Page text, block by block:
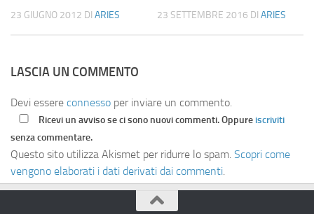
23 GIUGNO 2012 DI ARIES 23 SETTEMBRE 2016 DI ARIES
LASCIA UN COMMENTO
Devi essere connesso per inviare un commento.
Ricevi un avviso se ci sono nuovi commenti. Oppure iscriviti
senza commentare.
Questo sito utilizza Akismet per ridurre lo spam. Scopri come
vengono elaborati i dati derivati dai commenti